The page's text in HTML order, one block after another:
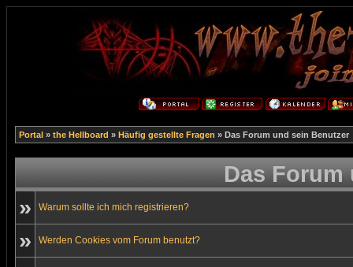
Portal » the Hellboard » Häufig gestellte Fragen » Das Forum und sein Benutzer
Das Forum
»
Warum sollte ich mich registrieren?
» Werden Cookies vom Forum benutzt?